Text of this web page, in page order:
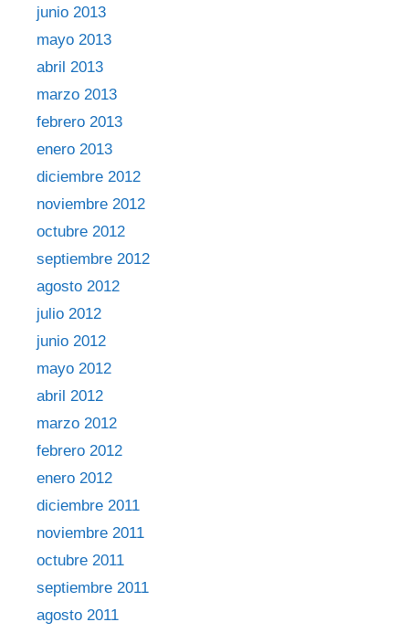
junio 2013
mayo 2013
abril 2013
marzo 2013
febrero 2013
enero 2013
diciembre 2012
noviembre 2012
octubre 2012
septiembre 2012
agosto 2012
julio 2012
junio 2012
mayo 2012
abril 2012
marzo 2012
febrero 2012
enero 2012
diciembre 2011
noviembre 2011
octubre 2011
septiembre 2011
agosto 2011